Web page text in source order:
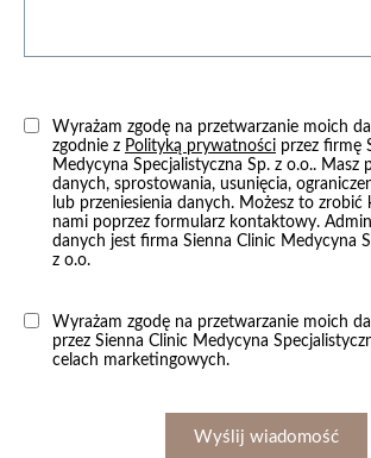
Wyrażam zgodę na przetwarzanie moich
zgodnie z Polityką prywatności przez firmę
Medycyna Specjalistyczna Sp. z o.o.. Masz
danych, sprostowania, usunięcia,
lub przeniesienia danych. Możesz to zrobić
nami poprzez formularz kontaktowy.
danych jest firma Sienna Clinic Medycyna
z o.o.
Wyrażam zgodę na przetwarzanie moich
przez Sienna Clinic Medycyna
celach marketingowych.
Wyślij wiadomość